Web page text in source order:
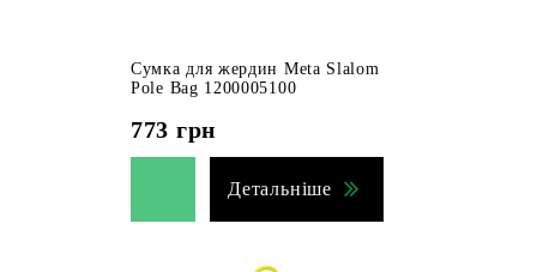
Сумка для жердин Meta Slalom
Pole Bag 1200005100
773 грн
Детальніше